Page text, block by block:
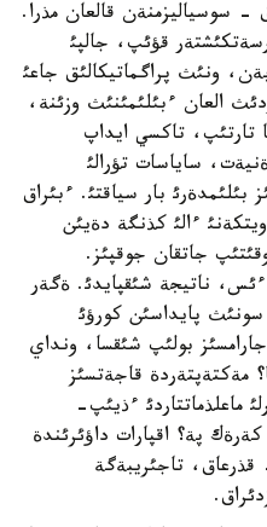
- سوسياليزمنةن قالعان مذرا.
قؤئپ، جالپئ
ونئث پراگماتيكالئق جاعئ
العان ءبئلئمئنئث وزئنة،
تارتئپ، تاكسي ايداپ
ساياسات تؤرالئ
بار سياقتئ. ءبئراق
ءالئ كذنگة دةيئن
جاتقان جوقپئز.
ناتيجة شئقپايدئ. ةگةر
پايداسئن كورؤئ
بولئپ شئقسا، ونداي
مةكتةپتةردة قاجةتسئز
ماعلذماتتاردئ ءذيئپ-
پة؟ اقپارات داؤئرئندة
قذرعاق، تاجئريبةگة